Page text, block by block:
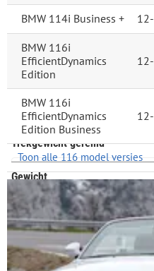
Energielabel
A
B
C
D
E
Meer opties
Segment
C (klein midden)
D (midden)
E (groot midden)
F (groot)
G (sportief)
Meer opties
Lengte
Instaphoogte
Laag (t/m 58 cm)
Middel (58 t/m 68 cm)
Hoog (68+ cm)
Trekgewicht geremd
Gewicht
Cilinders
2 cilinders
3 cilinders
Cilinderinhoud
BMW 114i Business + 12-
BMW 116i
EfficientDynamics
Edition
12-
BMW 116i
EfficientDynamics
Edition Business
12-
Toon alle 116 model versies